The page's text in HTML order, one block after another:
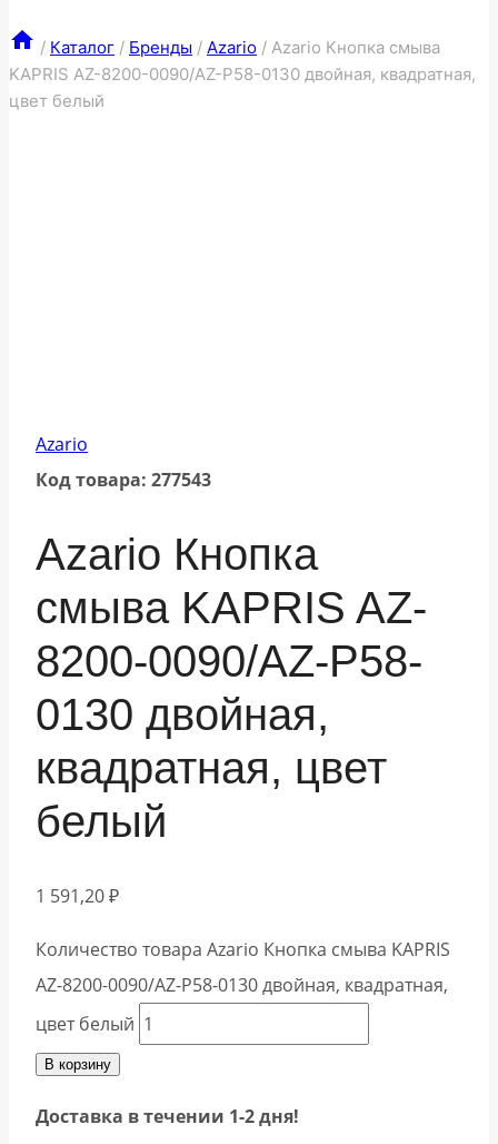
/ Каталог / Бренды / Azario / Azario Кнопка смыва
KAPRIS AZ-8200-0090/AZ-P58-0130 двойная, квадратная,
цвет белый
Azario
Код товара: 277543
Azario Кнопка
смыва KAPRIS AZ-
8200-0090/AZ-P58-
0130 двойная,
квадратная, цвет
белый
1 591,20₽
Количество товара Azario Кнопка смыва KAPRIS
AZ-8200-0090/AZ-P58-0130 двойная, квадратная,
цвет белый
В корзину
Доставка в течении 1-2 дня!